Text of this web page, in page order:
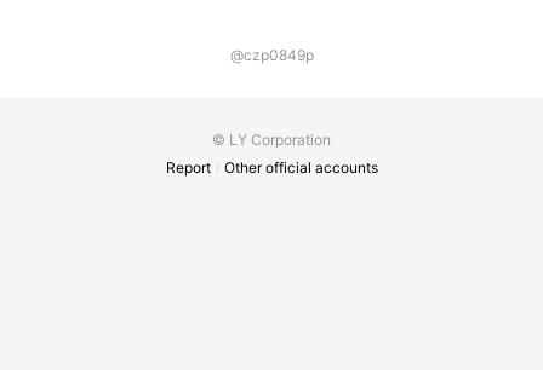
@czp0849p
© LY Corporation
Report
Other official accounts